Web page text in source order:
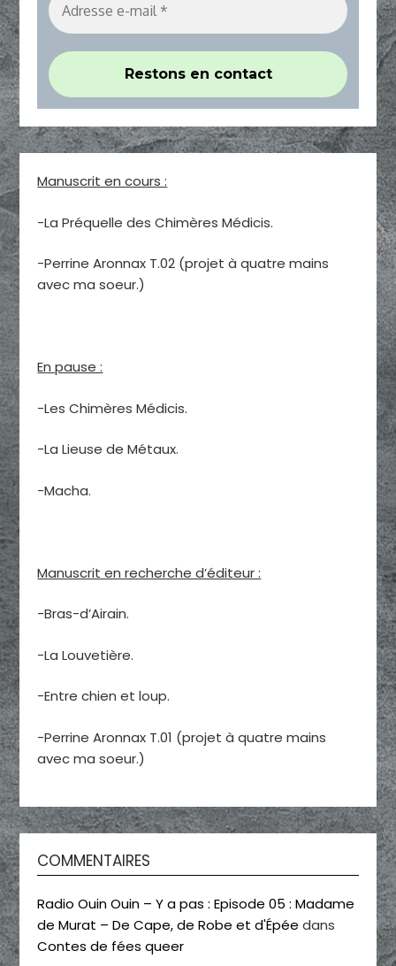
Manuscrit en cours :
-La Préquelle des Chimères Médicis.
-Perrine Aronnax T.02 (projet à quatre mains
avec ma soeur.)
En pause :
-Les Chimères Médicis.
-La Lieuse de Métaux.
-Macha.
Manuscrit en recherche d’éditeur :
-Bras-d’Airain.
-La Louvetière.
-Entre chien et loup.
-Perrine Aronnax T.01 (projet à quatre mains
avec ma soeur.)
COMMENTAIRES
Radio Ouin Ouin – Y a pas : Episode 05 : Madame
de Murat – De Cape, de Robe et d'Épée dans
Contes de fées queer